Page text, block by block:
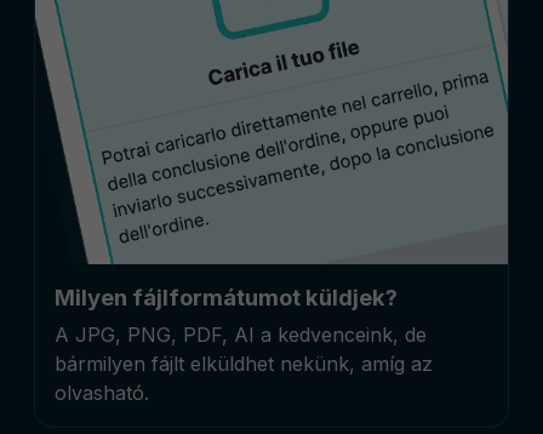
Milyen fájlformátumot küldjek?
A JPG, PNG, PDF, AI a kedvenceink, de
bármilyen fájlt elküldhet nekünk, amíg az
olvasható.